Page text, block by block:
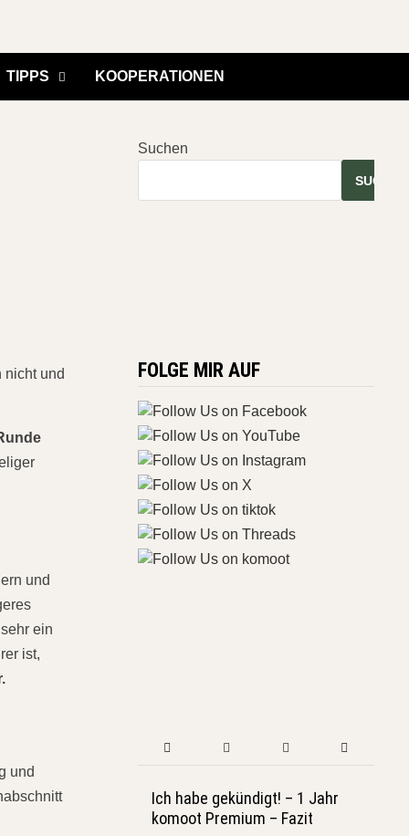
TIPPS KOOPERATIONEN
nicht und
und
ein
ist,
und
Suchen
SUCHEN
FOLGE MIR AUF
Ich habe gekündigt! – 1 Jahr
komoot Premium – Fazit